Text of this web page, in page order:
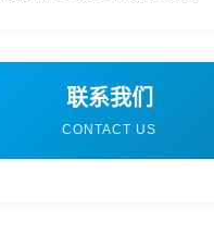
联系我们
CONTACT US